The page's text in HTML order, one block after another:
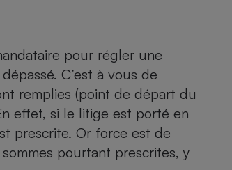
pour régler une
C’est à vous de
remplies (point de départ du
effet, si le litige est porté en
prescrite. Or force est de
pourtant prescrites, y
photo
- Gaz